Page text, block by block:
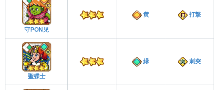
守PON児
黄 打撃
聖蝶士
緑 刺突